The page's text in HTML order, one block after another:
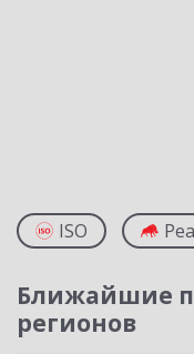
ISO
Ближайшие
регионов